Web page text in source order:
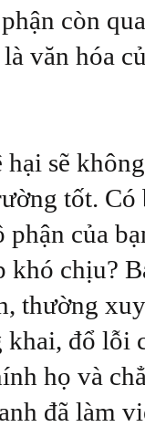
còn
văn hóa
sẽ
tốt. Có
của
khó chịu?
thường
khai, đổ lỗi
họ và
đã làm